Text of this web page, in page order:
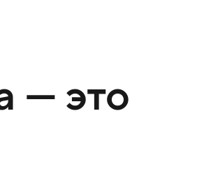
— это